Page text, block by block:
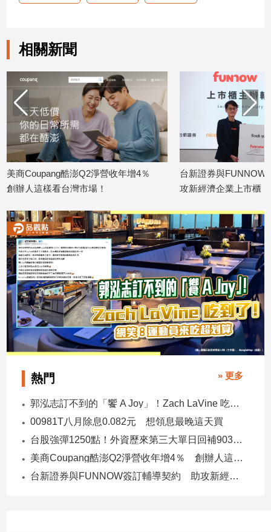
相關新聞
美商Coupang酷澎Q2淨營收年增4％
創辦人這樣看台灣市場！
台新證券與
攻新經濟企業上市櫃
熱門 » 更多
郭泓志訂不到的「饗 A Joy」！Zach LaVine 吃到了！ 網笑：運動員來吃超划算
00981T八月除息0.082元 想領息最晚這天買
台股強彈1250點！外資歷來第三大單日回補903億 ETF反彈
美商Coupang酷澎Q2淨營收年增4％ 創辦人這樣看台灣市場！
台新證券與FUNNOW簽訂輔導契約 助攻新經濟企業上市櫃